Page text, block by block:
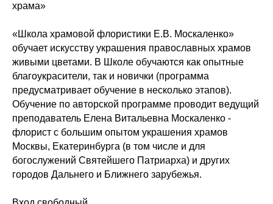
храма»
«Школа храмовой флористики Е.В. Москаленко»
обучает искусству украшения православных храмов
живыми цветами. В Школе обучаются как опытные
благоукрасители, так и новички (программа
предусматривает обучение в несколько этапов).
Обучение по авторской программе проводит ведущий
преподаватель Елена Витальевна Москаленко -
флорист с большим опытом украшения храмов
Москвы, Екатеринбурга (в том числе и для
богослужений Святейшего Патриарха) и других
городов Дальнего и Ближнего зарубежья.